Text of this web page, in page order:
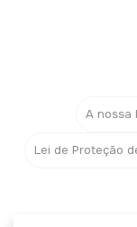
A nossa
Lei de Proteção